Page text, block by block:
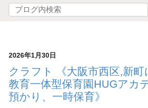
2026年1月30日
クラフト 《大阪市西区,新町
教育一体型保育園HUGアカ
預かり、一時保育》